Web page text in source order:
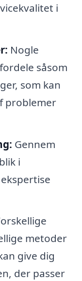
i
Nogle
såsom
som kan
problemer
Gennem
i
metoder
give dig
der passer